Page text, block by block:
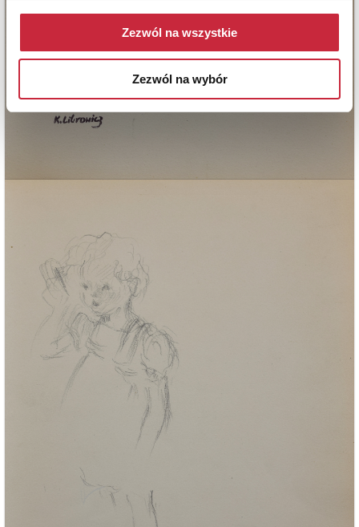
Zezwól na wszystkie
Zezwól na wybór